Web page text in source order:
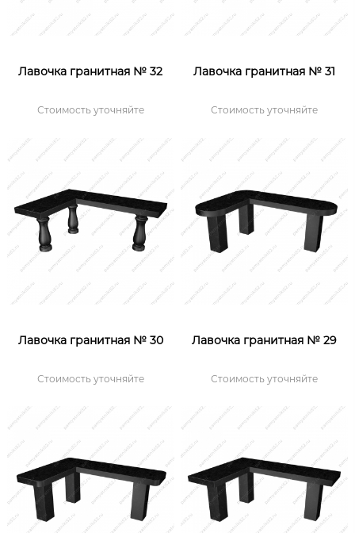
Лавочка гранитная № 32
Стоимость уточняйте
Лавочка гранитная № 31
Стоимость уточняйте
Лавочка гранитная № 30
Стоимость уточняйте
Лавочка гранитная № 29
Стоимость уточняйте